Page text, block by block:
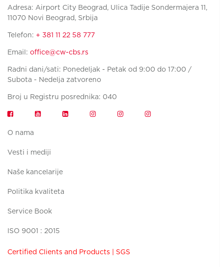
Adresa: Airport City Beograd, Ulica Tadije Sondermajera 11,
11070 Novi Beograd, Srbija
Telefon: + 381 11 22 58 777
Email: office@cw-cbs.rs
Radni dani/sati: Ponedeljak - Petak od 9:00 do 17:00 /
Subota - Nedelja zatvoreno
Broj u Registru posrednika: 040
O nama
Vesti i mediji
Naše kancelarije
Politika kvaliteta
Service Book
ISO 9001 : 2015
Certified Clients and Products | SGS